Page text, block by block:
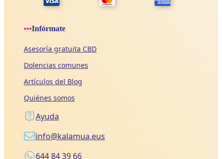
Infórmate
Asesoría gratuita CBD
Dolencias comunes
Artículos del Blog
Quiénes somos
Ayuda
info@kalamua.eus
644 84 39 66